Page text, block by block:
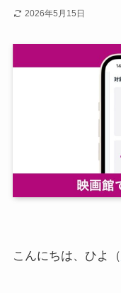
2026年5月15日
こんにちは、ひよ（